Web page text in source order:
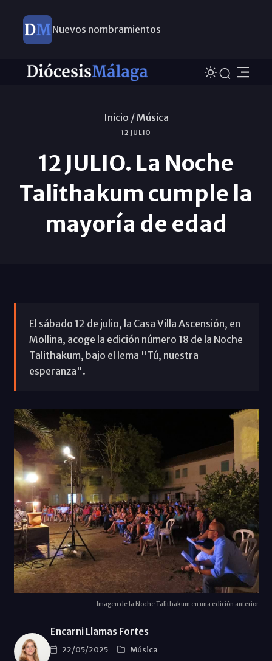
Nuevos nombramientos
Inicio /Música
12 JULIO
12 JULIO. La Noche
Talithakum cumple la
mayoría de edad
El sábado 12 de julio, la Casa Villa Ascensión, en
Mollina, acoge la edición número 18 de la Noche
Talithakum, bajo el lema "Tú, nuestra
esperanza".
Imagen de la Noche Talithakum en una edición anterior
Encarni Llamas Fortes
22/05/2025
Música